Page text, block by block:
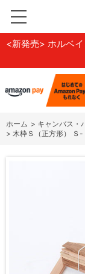
<新発売> ホルベ
ホーム > キャンバス・
> 木枠Ｓ（正方形） Ｓ-